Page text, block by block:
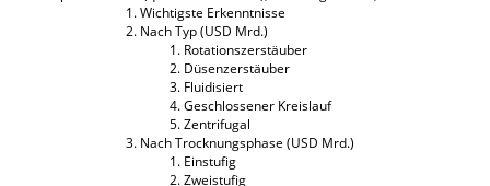
Wichtigste Erkenntnisse
Nach Typ (USD Mrd.)
Rotationszerstäuber
Düsenzerstäuber
Fluidisiert
Geschlossener Kreislauf
Zentrifugal
Nach Trocknungsphase (USD Mrd.)
Einstufig
Zweistufig